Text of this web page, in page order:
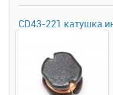
CD43-221 катушка